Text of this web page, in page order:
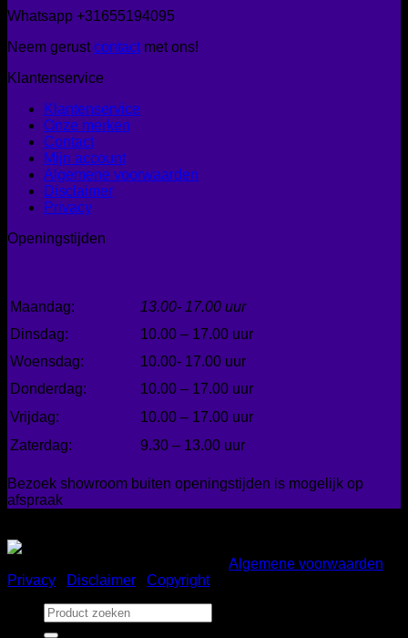
Whatsapp +31655194095
Neem gerustcontact met ons!
Klantenservice
Klantenservice
Onze merken
Contact
Mijn account
Algemene voorwaarden
Disclaimer
Privacy
Openingstijden
Maandag:
13.00- 17.00 uur
Dinsdag:
10.00 – 17.00 uur
Woensdag:
10.00- 17.00 uur
Donderdag:
10.00 – 17.00 uur
Vrijdag:
10.00 – 17.00 uur
Zaterdag:
9.30 – 13.00 uur
Bezoek showroom buiten openingstijden is mogelijk op
afspraak
Algemene voorwaarden
Privacy
Disclaimer
Copyright
Zoeken
naar: